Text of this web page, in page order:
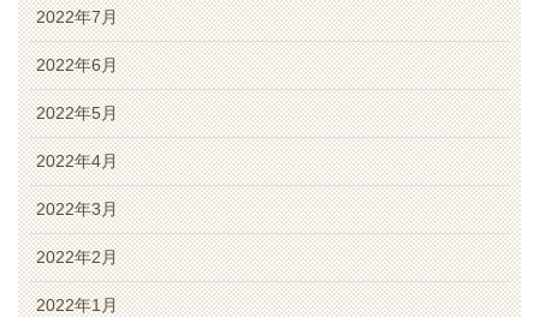
2022年7月
2022年6月
2022年5月
2022年4月
2022年3月
2022年2月
2022年1月